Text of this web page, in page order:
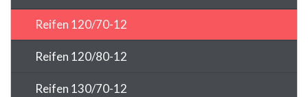
Reifen 120/70-12
Reifen 120/80-12
Reifen 130/70-12